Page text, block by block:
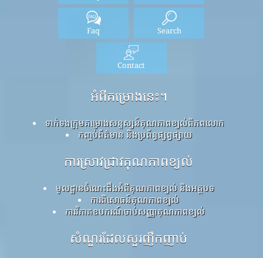
Faq Search
Contact
អំពីគម្រោងនេះ។
ទាក់ទងក្រុមគម្រោងសន្ទស្សន៍គុណភាពខ្យល់ពិភពលោក
កញ្ចប់ព័ត៌មាន និងប្រព័ន្ធផ្សព្វផ្សាយ
ការស្រាវជ្រាវគុណភាពខ្យល់
មូលដ្ឋានចំណេះដឹងអំពីគុណភាពខ្យល់ និងអត្ថបទ
ការពិសោធន៍គុណភាពខ្យល់
ការវិភាគឧបករណ៍ចាប់សញ្ញាគុណភាពខ្យល់
សំណួរដែលសួរញឹកញាប់